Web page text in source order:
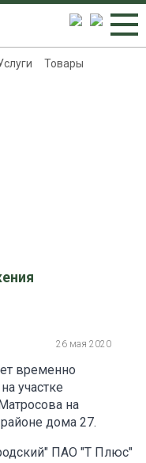
Товары
26 мая 2020
временно
участке
на
дома 27.
ПАО "Т Плюс"